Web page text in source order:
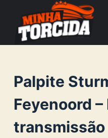
c
o
n
Palpite
Feyenoord
transmissão